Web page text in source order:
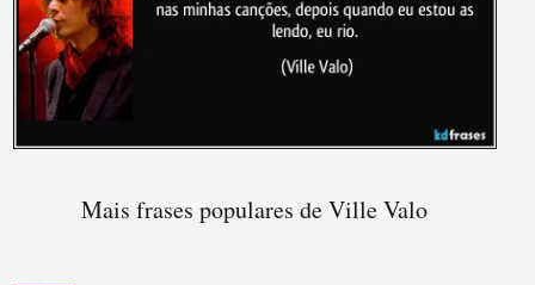
Mais frases populares de Ville Valo